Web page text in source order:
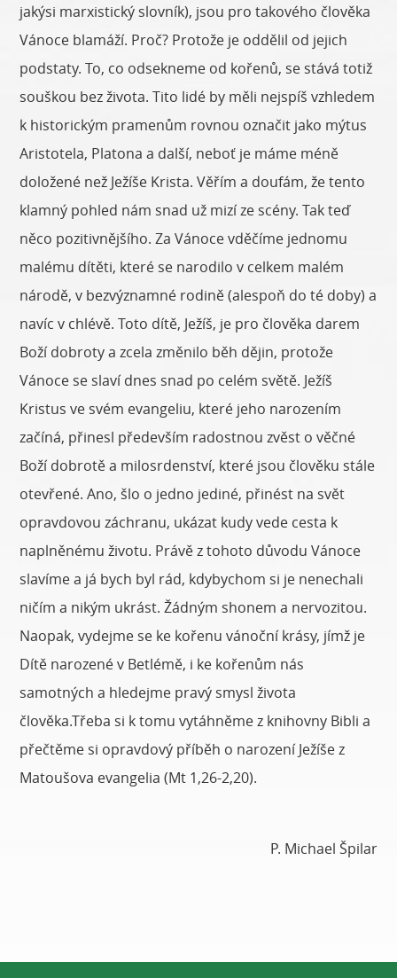
jakýsi marxistický slovník), jsou pro takového člověka
Vánoce blamáží. Proč? Protože je oddělil od jejich
podstaty. To, co odsekneme od kořenů, se stává totiž
souškou bez života. Tito lidé by měli nejspíš vzhledem
k historickým pramenům rovnou označit jako mýtus
Aristotela, Platona a další, neboť je máme méně
doložené než Ježíše Krista. Věřím a doufám, že tento
klamný pohled nám snad už mizí ze scény. Tak teď
něco pozitivnějšího. Za Vánoce vděčíme jednomu
malému dítěti, které se narodilo v celkem malém
národě, v bezvýznamné rodině (alespoň do té doby) a
navíc v chlévě. Toto dítě, Ježíš, je pro člověka darem
Boží dobroty a zcela změnilo běh dějin, protože
Vánoce se slaví dnes snad po celém světě. Ježíš
Kristus ve svém evangeliu, které jeho narozením
začíná, přinesl především radostnou zvěst o věčné
Boží dobrotě a milosrdenství, které jsou člověku stále
otevřené. Ano, šlo o jedno jediné, přinést na svět
opravdovou záchranu, ukázat kudy vede cesta k
naplněnému životu. Právě z tohoto důvodu Vánoce
slavíme a já bych byl rád, kdybychom si je nenechali
ničím a nikým ukrást. Žádným shonem a nervozitou.
Naopak, vydejme se ke kořenu vánoční krásy, jímž je
Dítě narozené v Betlémě, i ke kořenům nás
samotných a hledejme pravý smysl života
člověka.Třeba si k tomu vytáhněme z knihovny Bibli a
přečtěme si opravdový příběh o narození Ježíše z
Matoušova evangelia (Mt 1,26-2,20).
P. Michael Špilar